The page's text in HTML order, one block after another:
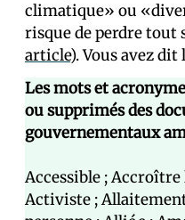
climatique» ou
risque de perdre tout
article). Vous avez dit
Les mots et
ou supprimés des
gouvernementaux
Accessible ;
Activiste ;